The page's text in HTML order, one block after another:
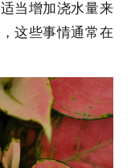
当增加浇水量来
这些事情通常在